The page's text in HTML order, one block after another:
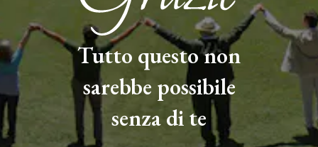
Tutto questo non
sarebbe possibile
senza di te